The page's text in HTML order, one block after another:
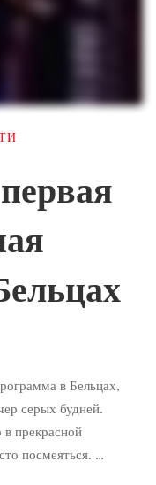
в Бельцах,
серых будней.
прекрасной
посмеяться. …